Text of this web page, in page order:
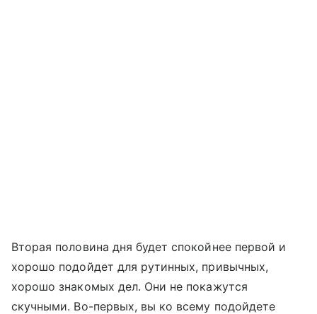
Вторая половина дня будет спокойнее первой и
хорошо подойдет для рутинных, привычных,
хорошо знакомых дел. Они не покажутся
скучными. Во-первых, вы ко всему подойдете